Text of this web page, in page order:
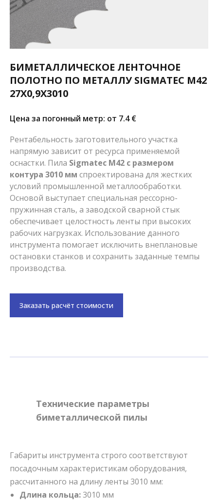
БИМЕТАЛЛИЧЕСКОЕ ЛЕНТОЧНОЕ
ПОЛОТНО ПО МЕТАЛЛУ SIGMATEC M42
27X0,9X3010
Цена за погонный метр: от 7.4 €
Рентабельность заготовительного участка
напрямую зависит от ресурса применяемой
оснастки. Пила Sigmatec M42 с размером
контура 3010 мм спроектирована для жестких
условий промышленной металлообработки.
Основой выступает специальная рессорно-
пружинная сталь, а заводской сварной стык
обеспечивает целостность ленты при высоких
рабочих нагрузках. Использование данного
инструмента помогает исключить внеплановые
остановки станков и сохранить заданные темпы
производства.
Заказать расчёт стоимости
Технические параметры
биметаллической пилы
Габариты инструмента строго соответствуют
посадочным характеристикам оборудования,
рассчитанного на длину ленты 3010 мм:
Длина кольца:3010 мм